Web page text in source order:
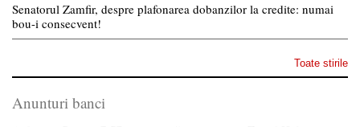
Senatorul Zamfir, despre plafonarea dobanzilor la credite: numai
bou-i consecvent!
Toate stirile
Anunturi banci